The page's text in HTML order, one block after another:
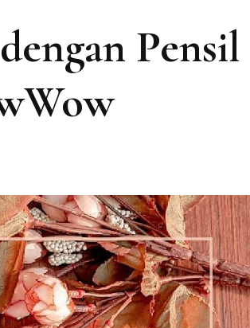
Pensil